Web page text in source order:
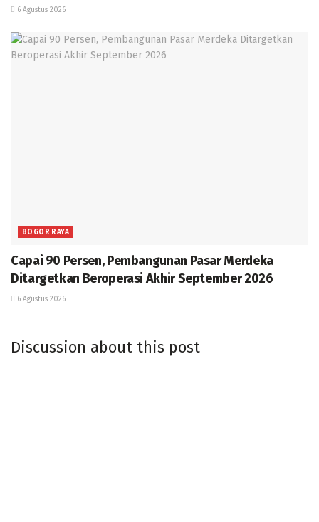
6 Agustus 2026
BOGOR RAYA
Capai 90 Persen, Pembangunan Pasar Merdeka
Ditargetkan Beroperasi Akhir September 2026
6 Agustus 2026
Discussion about this post